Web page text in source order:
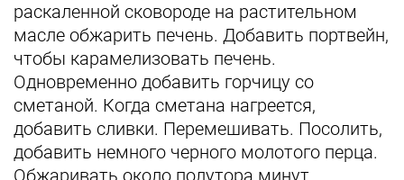
раскаленной сковороде на растительном
масле обжарить печень. Добавить портвейн,
чтобы карамелизовать печень.
Одновременно добавить горчицу со
сметаной. Когда сметана нагреется,
добавить сливки. Перемешивать. Посолить,
добавить немного черного молотого перца.
Обжаривать около полутора минут.